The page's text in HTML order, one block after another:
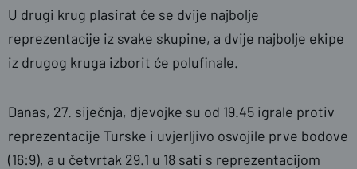
U drugi krug plasirat će se dvije najbolje
reprezentacije iz svake skupine, a dvije najbolje ekipe
iz drugog kruga izborit će polufinale.
Danas, 27. siječnja, djevojke su od 19.45 igrale protiv
reprezentacije Turske i uvjerljivo osvojile prve bodove
(16:9), a u četvrtak 29.1 u 18 sati s reprezentacijom